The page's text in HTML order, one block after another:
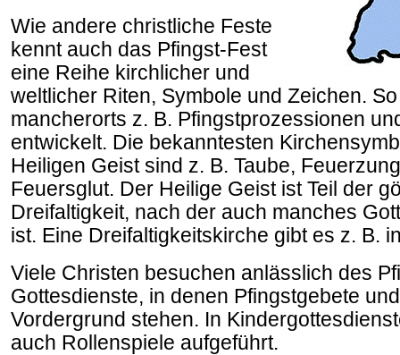
Wie andere christliche Feste
kennt auch das Pfingst-Fest
eine Reihe kirchlicher und
weltlicher Riten, Symbole und Zeichen.
mancherorts z. B. Pfingstprozessionen
entwickelt. Die bekanntesten
Heiligen Geist sind z. B. Taube,
Feuersglut. Der Heilige Geist ist Teil der
Dreifaltigkeit, nach der auch manches
ist. Eine Dreifaltigkeitskirche gibt es z. B.
Viele Christen besuchen anlässlich des
Gottesdienste, in denen Pfingstgebete
Vordergrund stehen. In
auch Rollenspiele aufgeführt.